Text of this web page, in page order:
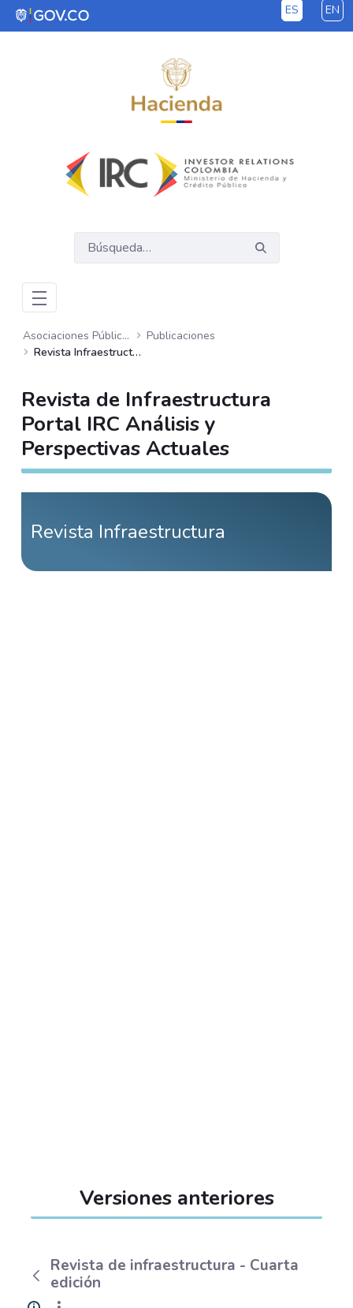
Saltar al contenido principal ES EN
Asociaciones Público Privadas – APP
Publicaciones
Revista Infraestructura
Revista de Infraestructura
Portal IRC Análisis y
Perspectivas Actuales
Revista Infraestructura
Versiones anteriores
Revista de infraestructura - Cuarta
edición